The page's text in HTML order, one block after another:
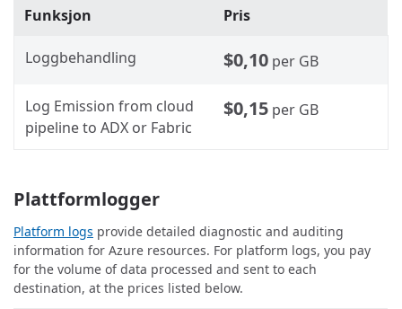
Funksjon Pris
Loggbehandling $0,10 per GB
Log Emission from cloud
pipeline to ADX or Fabric
$0,15 per GB
Plattformlogger
Platform logs provide detailed diagnostic and auditing
information for Azure resources. For platform logs, you pay
for the volume of data processed and sent to each
destination, at the prices listed below.